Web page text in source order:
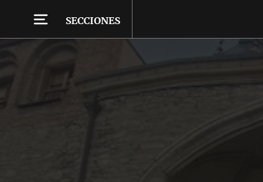
SECCIONES